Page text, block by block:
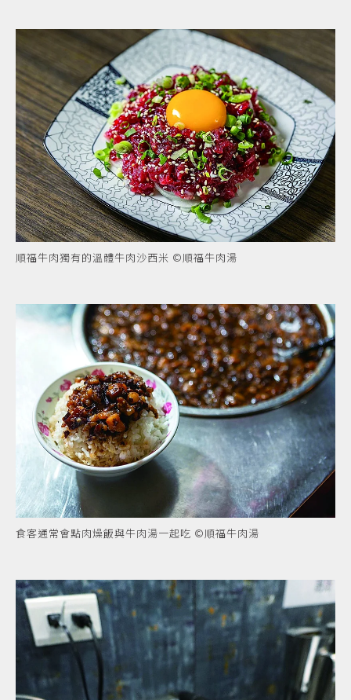
順福牛肉獨有的溫體牛肉沙西米 ©順福牛肉湯
食客通常會點肉燥飯與牛肉湯一起吃 ©順福牛肉湯